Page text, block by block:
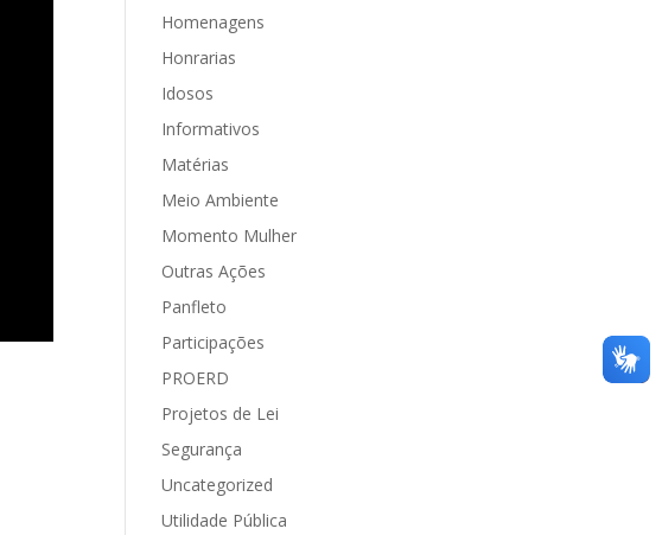
Homenagens
Honrarias
Idosos
Informativos
Matérias
Meio Ambiente
Momento Mulher
Outras Ações
Panfleto
Participações
PROERD
Projetos de Lei
Segurança
Uncategorized
Utilidade Pública